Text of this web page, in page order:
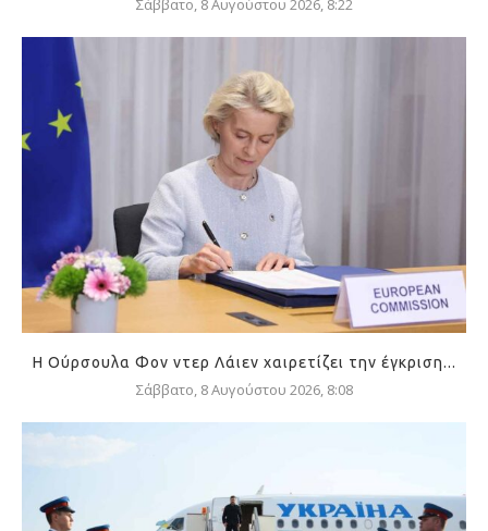
Σάββατο, 8 Αυγούστου 2026, 8:22
Η Ούρσουλα Φον ντερ Λάιεν χαιρετίζει την έγκριση...
Σάββατο, 8 Αυγούστου 2026, 8:08